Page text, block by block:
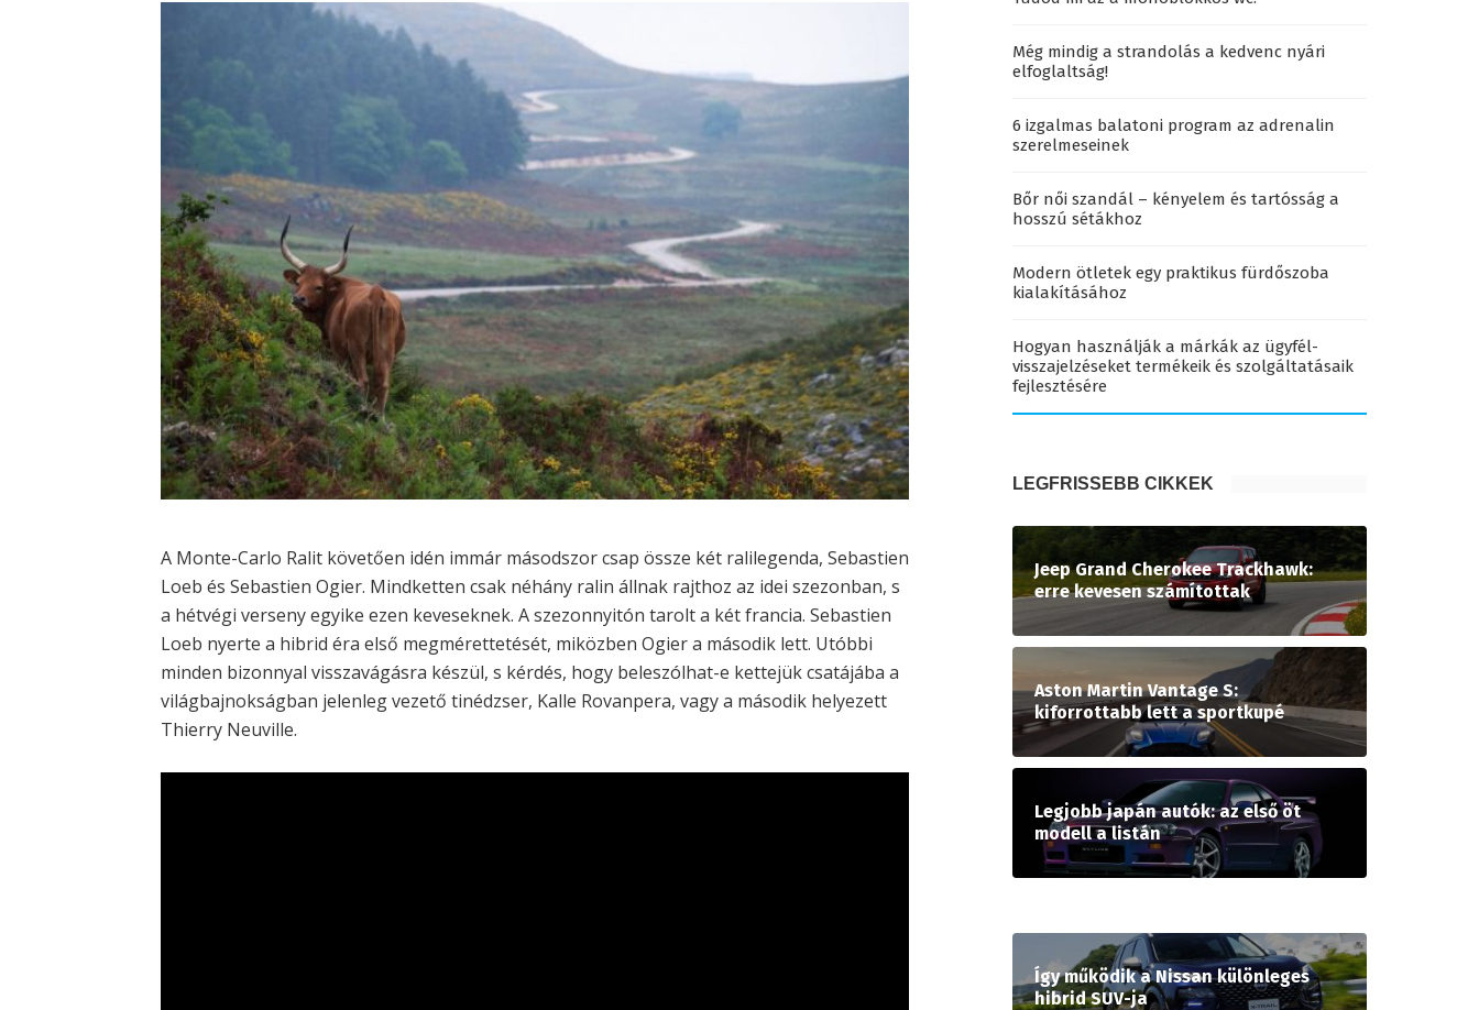
A Monte-Carlo Ralit követően idén immár másodszor csap össze két ralilegenda, Sebastien
Loeb és Sebastien Ogier. Mindketten csak néhány ralin állnak rajthoz az idei szezonban, s
a hétvégi verseny egyike ezen keveseknek. A szezonnyitón tarolt a két francia. Sebastien
Loeb nyerte a hibrid éra első megmérettetését, miközben Ogier a második lett. Utóbbi
minden bizonnyal visszavágásra készül, s kérdés, hogy beleszólhat-e kettejük csatájába a
világbajnokságban jelenleg vezető tinédzser, Kalle Rovanpera, vagy a második helyezett
Thierry Neuville.
Még mindig a strandolás a kedvenc nyári
elfoglaltság!
6 izgalmas balatoni program az adrenalin
szerelmeseinek
Bőr női szandál – kényelem és tartósság a
hosszú sétákhoz
Modern ötletek egy praktikus fürdőszoba
kialakításához
Hogyan használják a márkák az ügyfél-
visszajelzéseket termékeik és szolgáltatásaik
fejlesztésére
LEGFRISSEBB CIKKEK
Jeep Grand Cherokee Trackhawk:
erre kevesen számítottak
Aston Martin Vantage S:
kiforrottabb lett a sportkupé
Legjobb japán autók: az első öt
modell a listán
Így működik a Nissan különleges
hibrid SUV-ja